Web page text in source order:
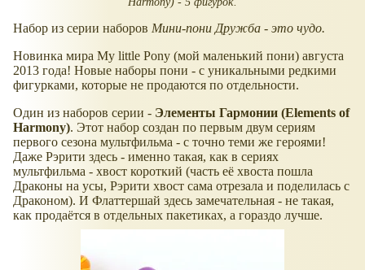
Набор из серии наборов Мини-пони Дружба - это чудо.
Новинка мира My little Pony (мой маленький пони) августа
2013 года! Новые наборы пони - с уникальными редкими
фигурками, которые не продаются по отдельности.
Один из наборов серии - Элементы Гармонии (Elements of
Harmony). Этот набор создан по первым двум сериям
первого сезона мультфильма - с точно теми же героями!
Даже Рэрити здесь - именно такая, как в сериях
мультфильма - хвост короткий (часть её хвоста пошла
Драконы на усы, Рэрити хвост сама отрезала и поделилась с
Драконом). И Флаттершай здесь замечательная - не такая,
как продаётся в отдельных пакетиках, а гораздо лучше.